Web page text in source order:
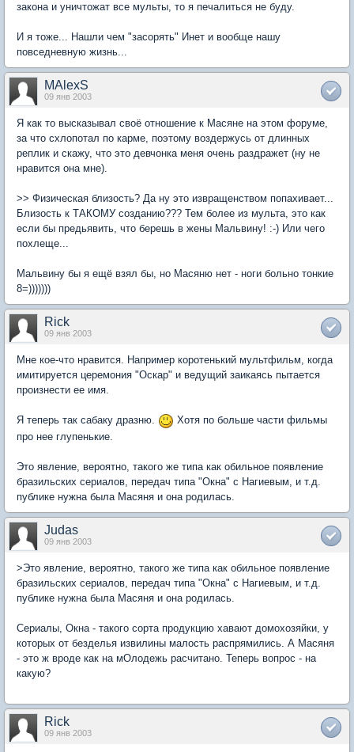
закона и уничтожат все мульты, то я печалиться не буду.
И я тоже... Нашли чем "засорять" Инет и вообще нашу
повседневную жизнь...
MAlexS
09 янв 2003
Я как то высказывал своё отношение к Масяне на этом форуме,
за что схлопотал по карме, поэтому воздержусь от длинных
реплик и скажу, что это девчонка меня очень раздражет (ну не
нравится она мне).
>> Физическая близость? Да ну это извращенством попахивает...
Близость к ТАКОМУ созданию??? Тем более из мульта, это как
если бы предьявить, что берешь в жены Мальвину! :-) Или чего
похлеще...
Мальвину бы я ещё взял бы, но Масяню нет - ноги больно тонкие
8=)))))))
Rick
09 янв 2003
Мне кое-что нравится. Например коротенький мультфильм, когда
имитируется церемония "Оскар" и ведущий заикаясь пытается
произнести ее имя.
Я теперь так сабаку дразню.
Хотя по больше части фильмы
про нее глупенькие.
Это явление, вероятно, такого же типа как обильное появление
бразильских сериалов, передач типа "Окна" с Нагиевым, и т.д.
публике нужна была Масяня и она родилась.
Judas
09 янв 2003
>Это явление, вероятно, такого же типа как обильное появление
бразильских сериалов, передач типа "Окна" с Нагиевым, и т.д.
публике нужна была Масяня и она родилась.
Сериалы, Окна - такого сорта продукцию хавают домохозяйки, у
которых от безделья извилины малость распрямились. А Масяня
- это ж вроде как на мОлодежь расчитано. Теперь вопрос - на
какую?
Rick
09 янв 2003